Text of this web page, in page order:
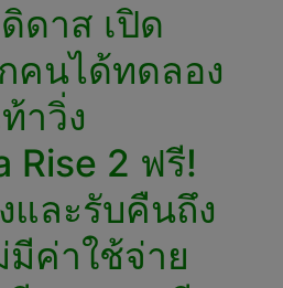
ดาส เปิด
คนได้ทดลอง
าวิ่ง
Rise 2 ฟรี!
และรับคืนถึง
ค่าใช้จ่าย